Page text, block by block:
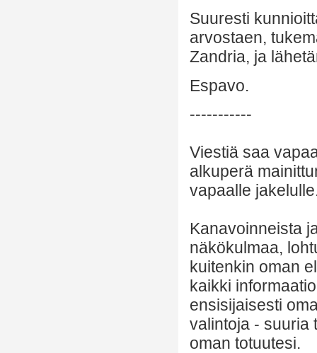
Suuresti
arvostaen,
Zandria, ja
Espavo.
-----------
Viestiä saa
alkuperä
vapaalle
Kanavoinneista
näkökulmaa,
kuitenkin oman
kaikki
ensisijaisesti
valintoja - suuria
oman totuutesi.